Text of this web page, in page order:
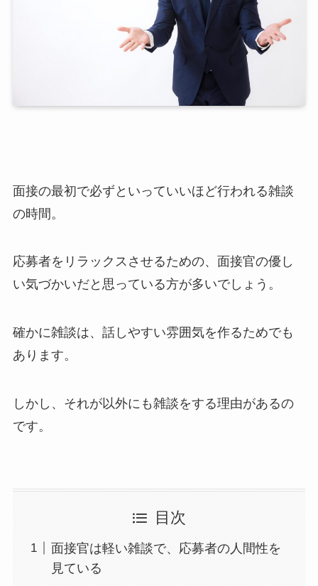
面接の最初で必ずといっていいほど行われる雑談
の時間。
応募者をリラックスさせるための、面接官の優し
い気づかいだと思っている方が多いでしょう。
確かに雑談は、話しやすい雰囲気を作るためでも
あります。
しかし、それが以外にも雑談をする理由があるの
です。
目次
面接官は軽い雑談で、応募者の人間性を
見ている